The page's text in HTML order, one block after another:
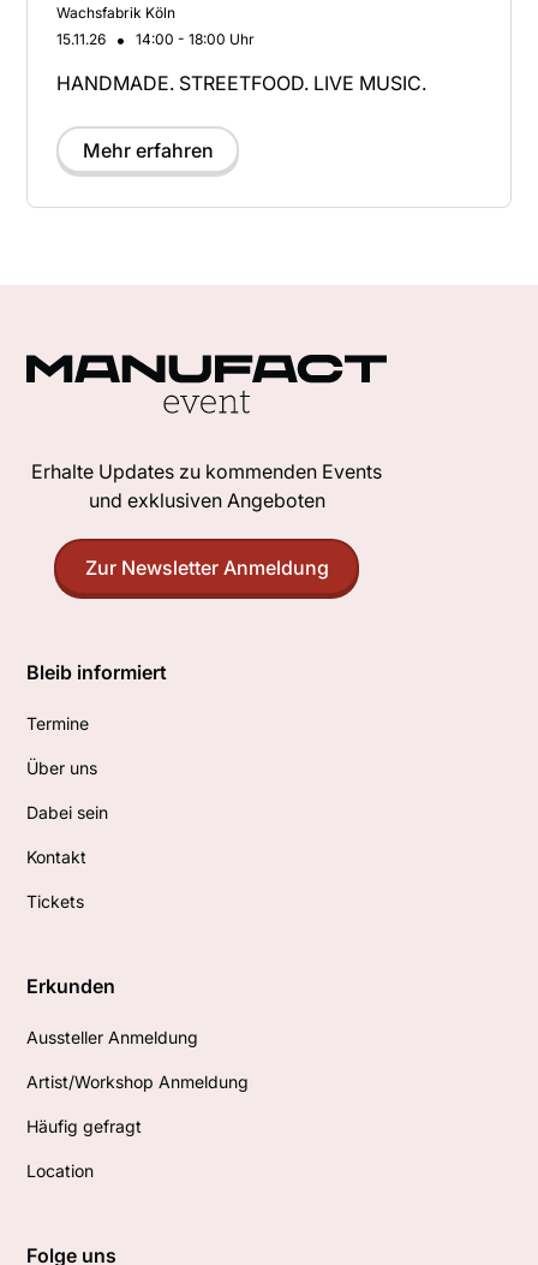
Wachsfabrik Köln
15.11.26
• 14:00 - 18:00 Uhr
HANDMADE. STREETFOOD. LIVE MUSIC.
Mehr erfahren
Erhalte Updates zu kommenden Events
und exklusiven Angeboten
Zur Newsletter Anmeldung
Bleib informiert
Termine
Über uns
Dabei sein
Kontakt
Tickets
Erkunden
Aussteller Anmeldung
Artist/Workshop Anmeldung
Häufig gefragt
Location
Folge uns